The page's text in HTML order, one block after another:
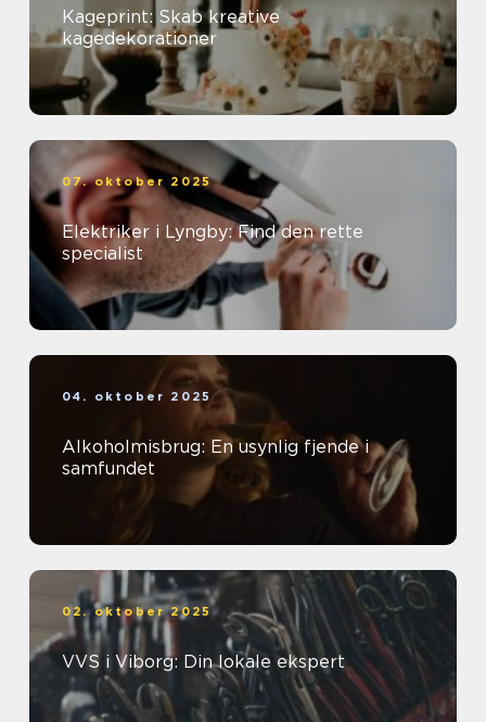
Kageprint: Skab kreative
kagedekorationer
07. oktober 2025
Elektriker i Lyngby: Find den rette
specialist
04. oktober 2025
Alkoholmisbrug: En usynlig fjende i
samfundet
02. oktober 2025
VVS i Viborg: Din lokale ekspert